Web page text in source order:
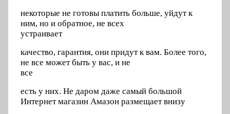
некоторые не готовы платить больше, уйдут к
ним, но и обратное, не всех
устраивает
качество, гарантия, они придут к вам. Более того,
не все может быть у вас, и не
все
есть у них. Не даром даже самый большой
Интернет магазин Амазон размещает внизу